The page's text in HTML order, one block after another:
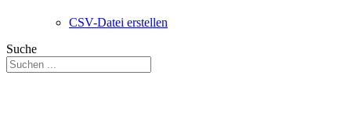
CSV-Datei erstellen
Suche